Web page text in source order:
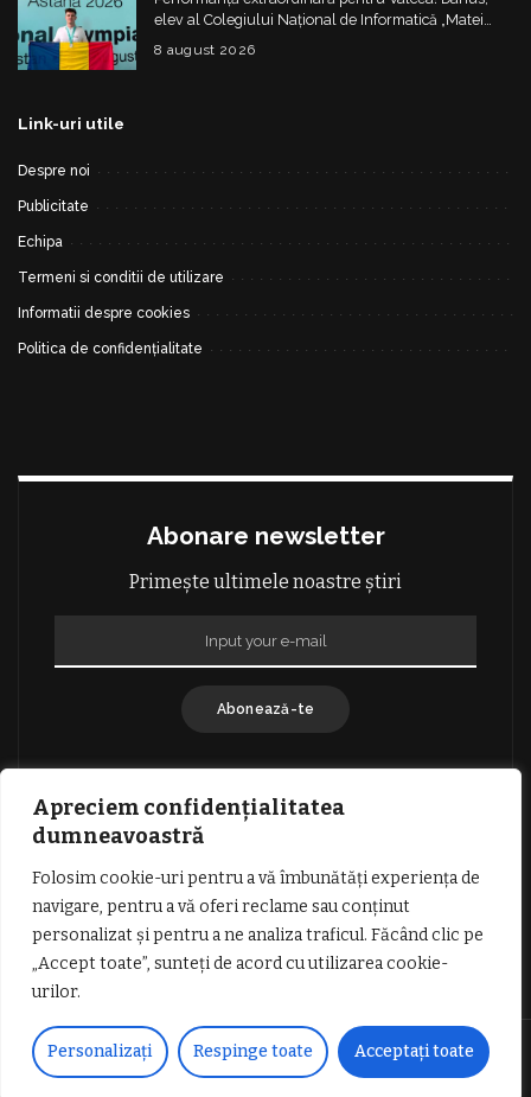
Apreciem confidențialitatea
dumneavoastră
Folosim cookie-uri pentru a vă îmbunătăți experiența de
navigare, pentru a vă oferi reclame sau conținut
personalizat și pentru a ne analiza traficul. Făcând clic pe
„Accept toate”, sunteți de acord cu utilizarea cookie-
urilor.
Personalizați Respinge toate Acceptați toate
elev al Colegiului Național de Informatică „Matei
Basarab”, a cucerit argintul la Olimpiada
Internațională de Inteligență Artificială
8 august 2026
Link-uri utile
Despre noi
Publicitate
Echipa
Termeni si conditii de utilizare
Informatii despre cookies
Politica de confidențialitate
Abonare newsletter
Primește ultimele noastre știri
Abonează-te
TERMENI SI CONDITII DE UTILIZARE
INFORMATII DESPRE COOKIES
DESPRE NOI
PUBLICITATE
© Copyright Vocea Vâlcii | Toate drepturile rezervate | Site creat cu
dragoste de1SEO.ro